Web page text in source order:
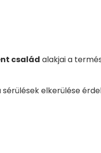
család alakjai a
elkerülése